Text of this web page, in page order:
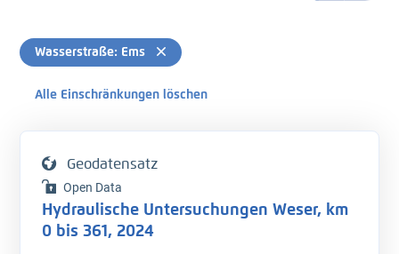
Wasserstraße: Ems
Alle Einschränkungen löschen
Geodatensatz
Open Data
Hydraulische Untersuchungen Weser, km
0 bis 361, 2024